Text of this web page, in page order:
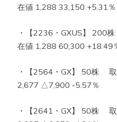
在値 1,288 33,150 +5.31％
・【2236・GXUS】
在値 1,288 60,300 +18.49
・【2564・GX】 50株
2,677 △7,900 -5.57％
・【2641・GX】 50株